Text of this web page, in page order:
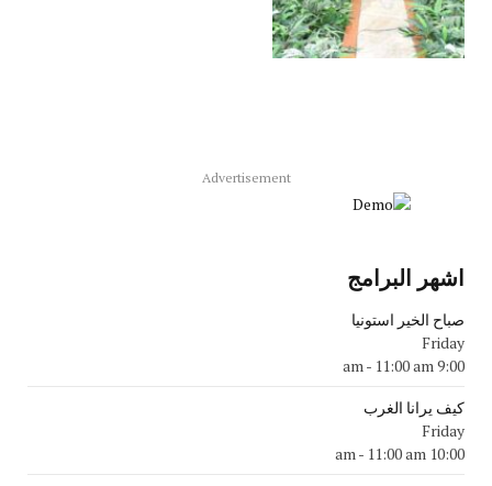
Advertisement
اشهر البرامج
صباح الخير استونيا
Friday
9:00 am
- 11:00 am
كيف يرانا الغرب
Friday
10:00 am
- 11:00 am